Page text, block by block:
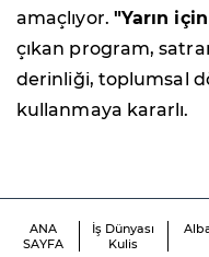
amaçlıyor. "Yarın
çıkan program,
derinliği, toplumsal
kullanmaya kararlı.
ANA
SAYFA
İş Dünyası
Kulis